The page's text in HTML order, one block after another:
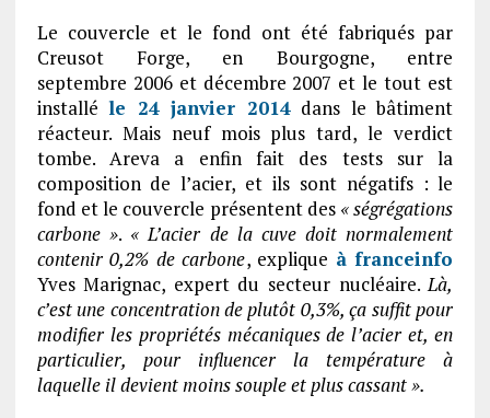
Le couvercle et le fond ont été fabriqués par
Creusot Forge, en Bourgogne, entre
septembre 2006 et décembre 2007 et le tout est
installéle 24 janvier 2014dans le bâtiment
réacteur. Mais neuf mois plus tard, le verdict
tombe. Areva a enfin fait des tests sur la
composition de l’acier, et ils sont négatifs : le
fond et le couvercle présentent des « ségrégations
carbone ». « L’acier de la cuve doit normalement
contenir 0,2% de carbone, explique à franceinfo
Yves Marignac, expert du secteur nucléaire.Là,
c’est une concentration de plutôt 0,3%, ça suffit pour
modifier les propriétés mécaniques de l’acier et, en
particulier, pour influencer la température à
laquelle il devient moins souple et plus cassant ».